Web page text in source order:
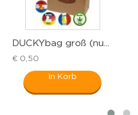
DUCKYbag groß (nu...
€ 0,50
In Korb